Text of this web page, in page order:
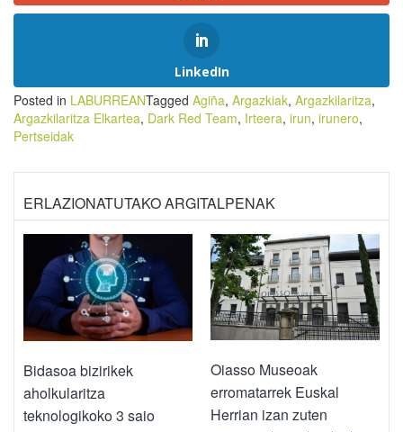
LinkedIn
Posted in LABURREANTagged Agiña, Argazkiak, Argazkilaritza,
Argazkilaritza Elkartea, Dark Red Team, Irteera, irun, irunero,
Pertseidak
ERLAZIONATUTAKO ARGITALPENAK
Bidasoa bizirikek
aholkularitza
teknologikoko 3 saio
Oiasso Museoak
erromatarrek Euskal
Herrian izan zuten